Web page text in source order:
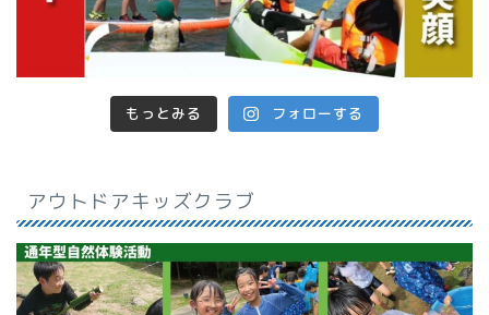
もっとみる フォローする
アウトドアキッズクラブ